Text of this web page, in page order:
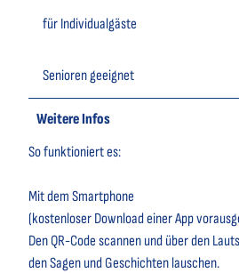
für Individualgäste
Senioren geeignet
Weitere Infos
So funktioniert es:
Mit dem Smartphone
(kostenloser Download einer App
Den QR-Code scannen und über den
den Sagen und Geschichten lauschen.